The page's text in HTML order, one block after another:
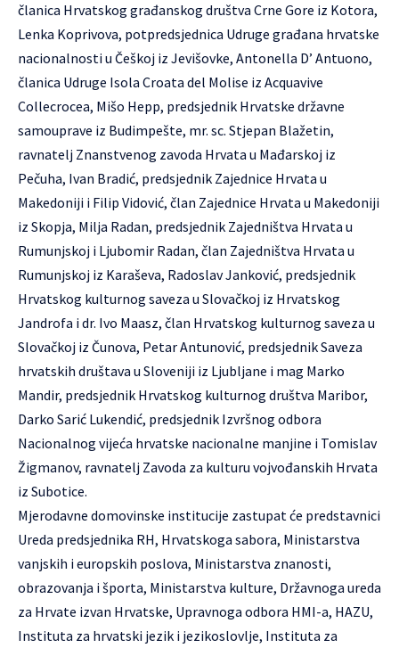
članica Hrvatskog građanskog društva Crne Gore iz Kotora,
Lenka Koprivova, potpredsjednica Udruge građana hrvatske
nacionalnosti u Češkoj iz Jevišovke, Antonella D’ Antuono,
članica Udruge Isola Croata del Molise iz Acquavive
Collecrocea, Mišo Hepp, predsjednik Hrvatske državne
samouprave iz Budimpešte, mr. sc. Stjepan Blažetin,
ravnatelj Znanstvenog zavoda Hrvata u Mađarskoj iz
Pečuha, Ivan Bradić, predsjednik Zajednice Hrvata u
Makedoniji i Filip Vidović, član Zajednice Hrvata u Makedoniji
iz Skopja, Milja Radan, predsjednik Zajedništva Hrvata u
Rumunjskoj i Ljubomir Radan, član Zajedništva Hrvata u
Rumunjskoj iz Karaševa, Radoslav Janković, predsjednik
Hrvatskog kulturnog saveza u Slovačkoj iz Hrvatskog
Jandrofa i dr. Ivo Maasz, član Hrvatskog kulturnog saveza u
Slovačkoj iz Čunova, Petar Antunović, predsjednik Saveza
hrvatskih društava u Sloveniji iz Ljubljane i mag Marko
Mandir, predsjednik Hrvatskog kulturnog društva Maribor,
Darko Sarić Lukendić, predsjednik Izvršnog odbora
Nacionalnog vijeća hrvatske nacionalne manjine i Tomislav
Žigmanov, ravnatelj Zavoda za kulturu vojvođanskih Hrvata
iz Subotice.
Mjerodavne domovinske institucije zastupat će predstavnici
Ureda predsjednika RH, Hrvatskoga sabora, Ministarstva
vanjskih i europskih poslova, Ministarstva znanosti,
obrazovanja i športa, Ministarstva kulture, Državnoga ureda
za Hrvate izvan Hrvatske, Upravnoga odbora HMI-a, HAZU,
Instituta za hrvatski jezik i jezikoslovlje, Instituta za